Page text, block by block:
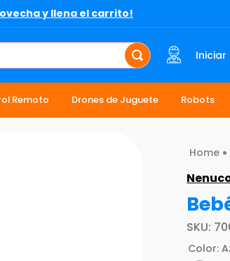
y llena el carrito!
Iniciar
Remoto Drones de Juguete Robots
SKU:
Color: